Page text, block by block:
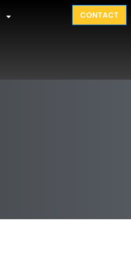
CONTACT